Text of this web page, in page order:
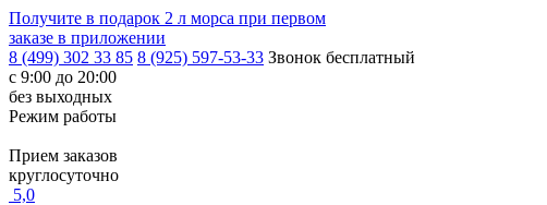
Получите в подарок 2 л морса при первом
заказе в приложении
8 (499) 302 33 85 8 (925) 597-53-33 Звонок бесплатный
с 9:00 до 20:00
без выходных
Режим работы
Прием заказов
круглосуточно
5,0